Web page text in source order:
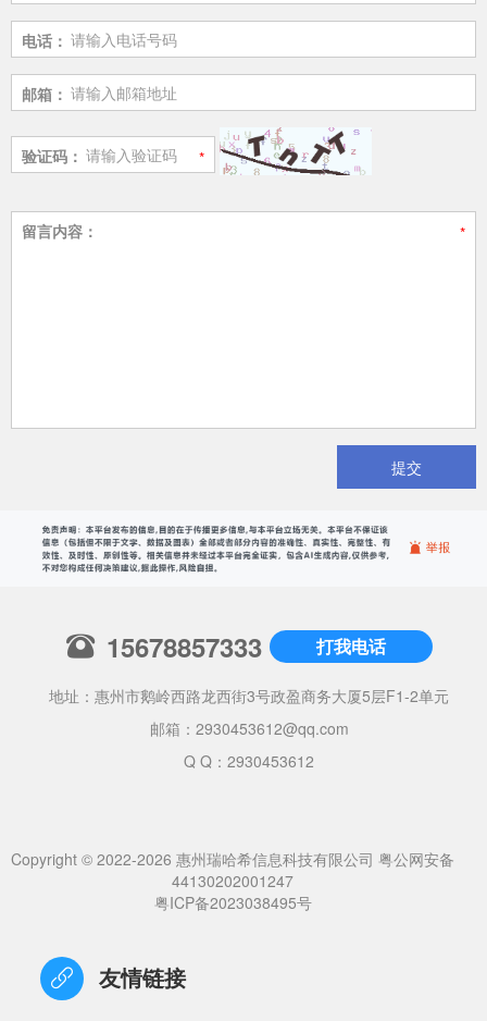
电话：
邮箱：
验证码：
留言内容：
提交
15678857333 打我电话
地址：惠州市鹅岭西路龙西街3号政盈商务大厦5层F1-2单元
邮箱： 2930453612@qq.com
Q Q：2930453612
Copyright © 2022-2026 惠州瑞哈希信息科技有限公司 粤公网安备
44130202001247
粤ICP备2023038495号
友情链接